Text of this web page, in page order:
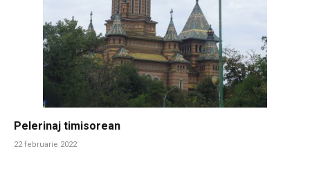
Pelerinaj timisorean
22 februarie 2022